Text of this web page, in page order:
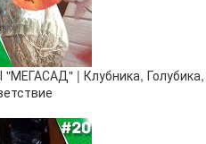
| Клубника, Голубика,